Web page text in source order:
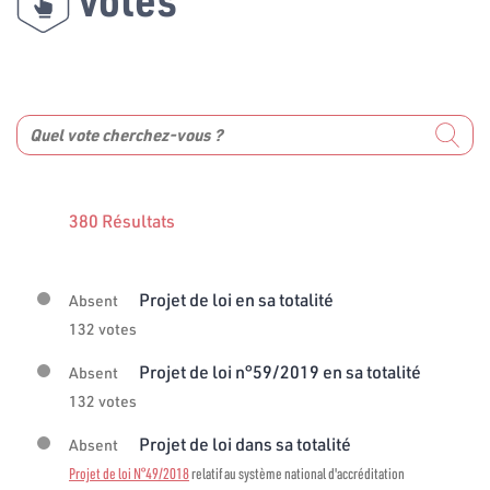
380 Résultats
Absent Projet de loi en sa totalité
132 votes
Absent Projet de loi n°59/2019 en sa totalité
132 votes
Absent Projet de loi dans sa totalité
Projet de loi N°49/2018relatif au système national d'accréditation